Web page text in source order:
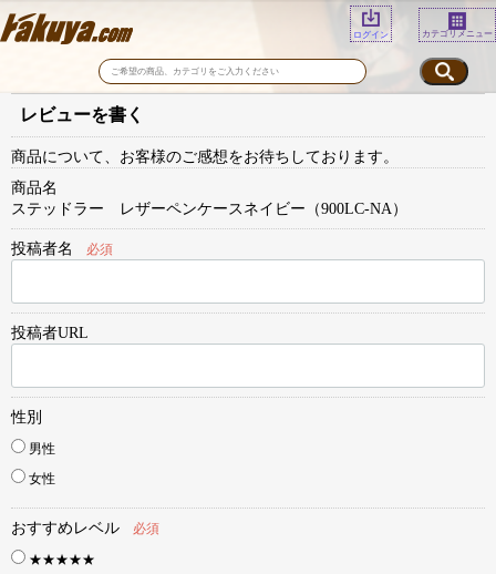
ログイン カテゴリメニュー
レビューを書く
商品について、お客様のご感想をお待ちしております。
商品名
ステッドラー レザーペンケースネイビー（900LC-NA）
投稿者名 必須
投稿者URL
性別
男性
女性
おすすめレベル
必須
★★★★★